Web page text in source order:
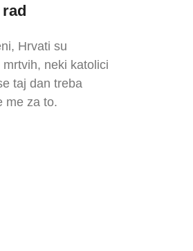
Hrvati su
neki katolici
taj dan treba
me za to.